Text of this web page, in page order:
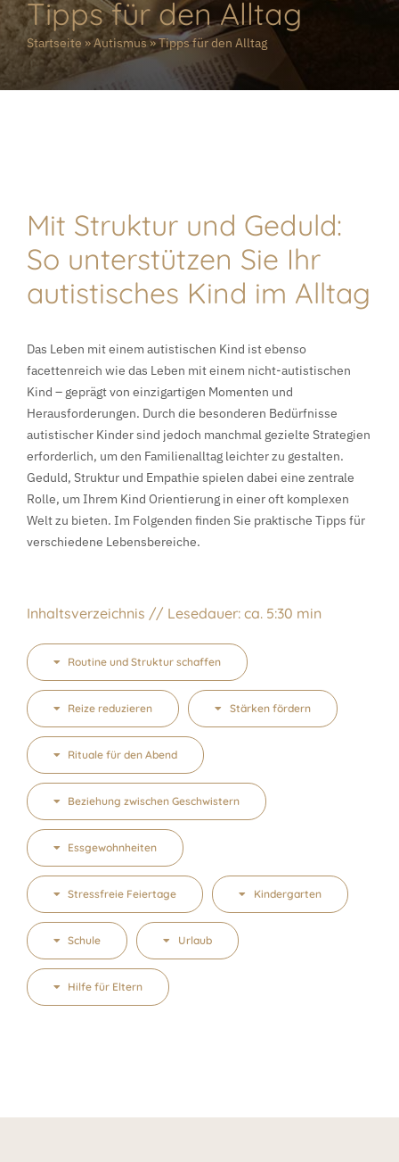
Tipps für den Alltag
Startseite »Autismus»Tipps für den Alltag
Mit Struktur und Geduld:
So unterstützen Sie Ihr
autistisches Kind im Alltag
Das Leben mit einem autistischen Kind ist ebenso
facettenreich wie das Leben mit einem nicht-autistischen
Kind – geprägt von einzigartigen Momenten und
Herausforderungen. Durch die besonderen Bedürfnisse
autistischer Kinder sind jedoch manchmal gezielte Strategien
erforderlich, um den Familienalltag leichter zu gestalten.
Geduld, Struktur und Empathie spielen dabei eine zentrale
Rolle, um Ihrem Kind Orientierung in einer oft komplexen
Welt zu bieten. Im Folgenden finden Sie praktische Tipps für
verschiedene Lebensbereiche.
Inhaltsverzeichnis // Lesedauer: ca. 5:30 min
Routine und Struktur schaffen
Reize reduzieren Stärken fördern
Rituale für den Abend
Beziehung zwischen Geschwistern
Essgewohnheiten
Stressfreie Feiertage Kindergarten
Schule Urlaub
Hilfe für Eltern